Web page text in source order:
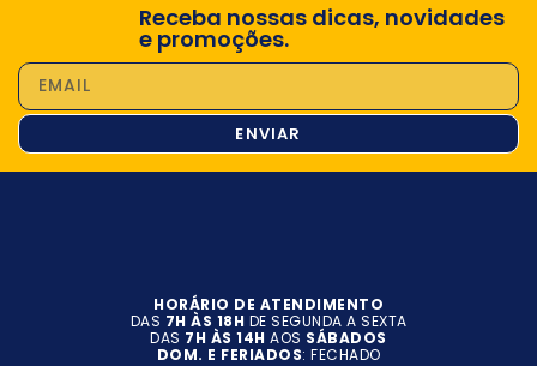
Receba nossas dicas, novidades
e promoções.
ENVIAR
HORÁRIO DE ATENDIMENTO
DAS 7H ÀS 18H DE SEGUNDA A SEXTA
DAS 7H ÀS 14H AOS SÁBADOS
DOM. E FERIADOS: FECHADO